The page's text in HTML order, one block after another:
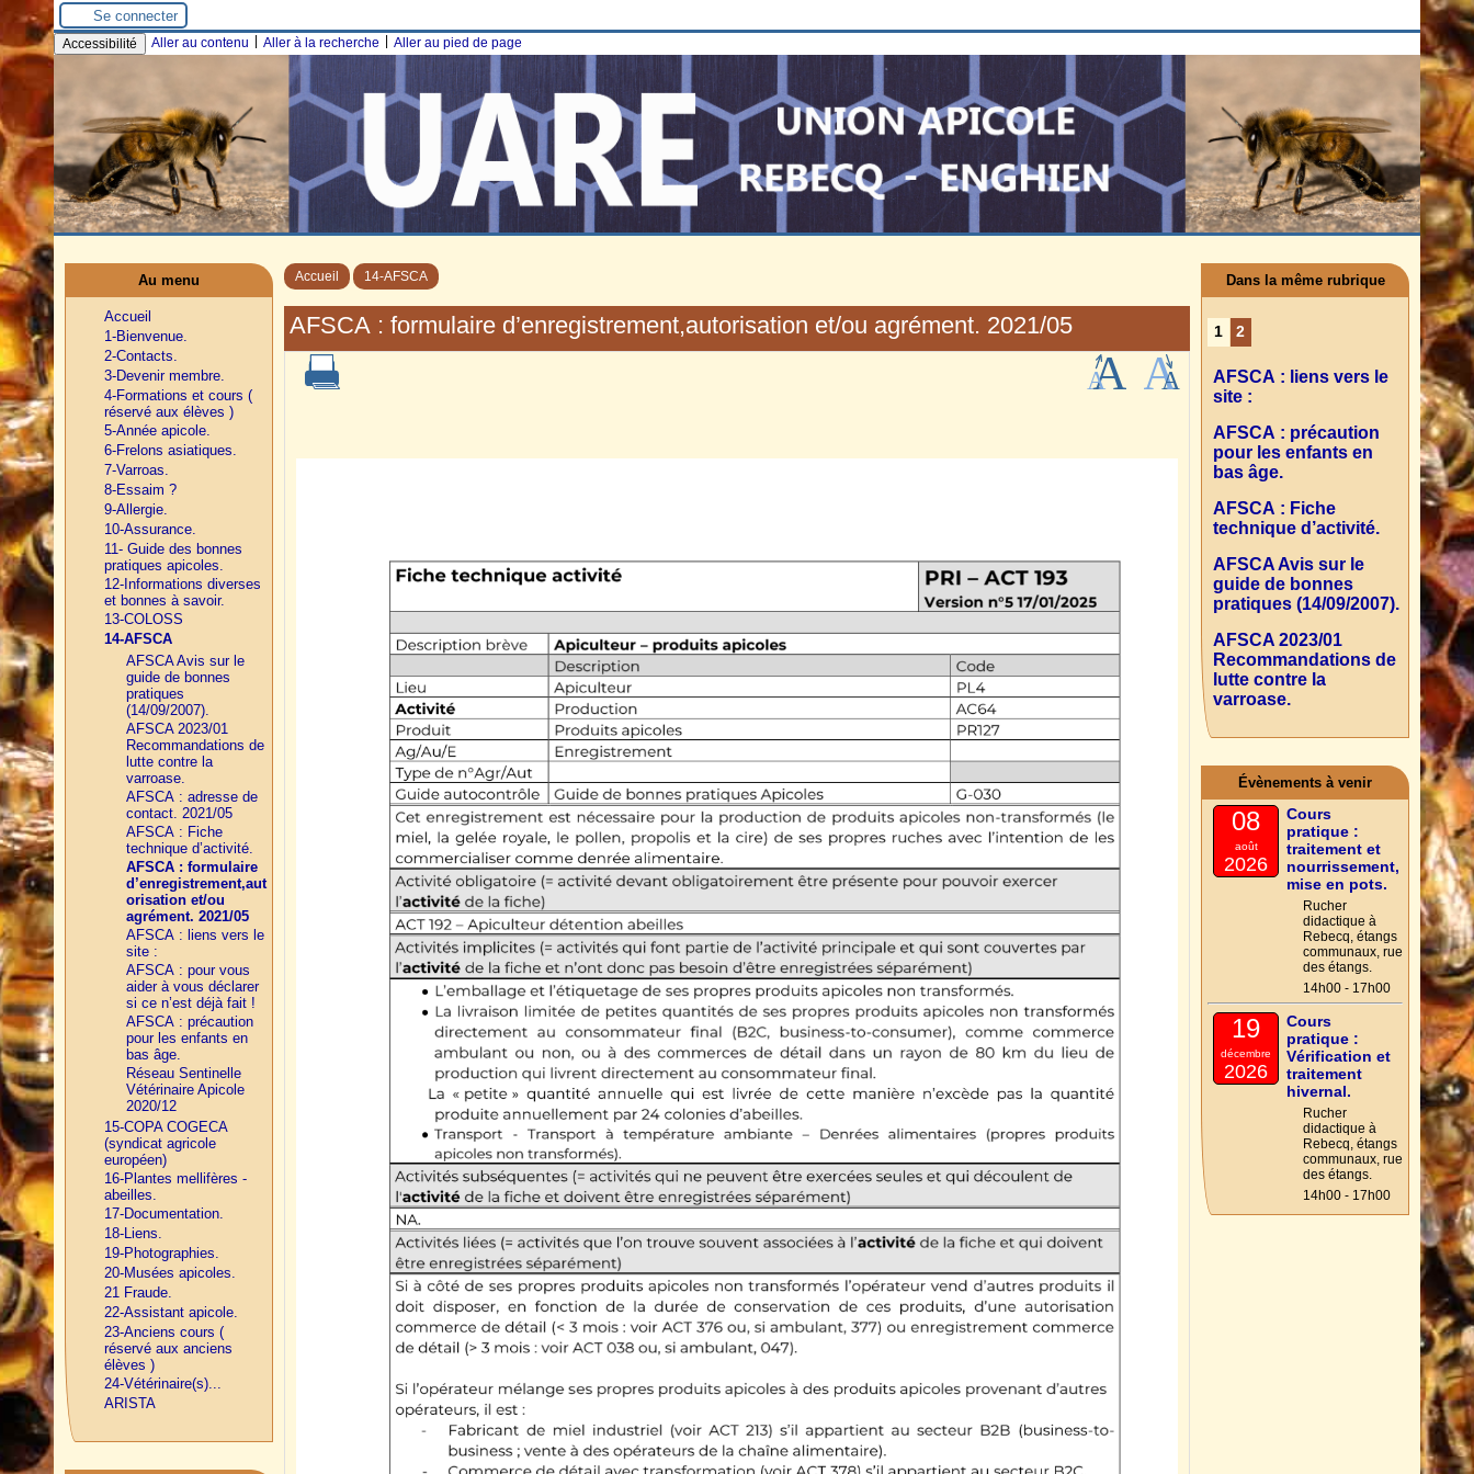
Se connecter
Accessibilité Aller au contenu Aller à la recherche Aller au pied de page
Accueil 14-AFSCA
AFSCA : formulaire d’enregistrement,autorisation et/ou agrément. 2021/05
Au menu
Accueil
1-Bienvenue.
2-Contacts.
3-Devenir membre.
4-Formations et cours (
réservé aux élèves )
5-Année apicole.
6-Frelons asiatiques.
7-Varroas.
8-Essaim ?
9-Allergie.
10-Assurance.
11- Guide des bonnes
pratiques apicoles.
12-Informations diverses
et bonnes à savoir.
13-COLOSS
14-AFSCA
AFSCA Avis sur le
guide de bonnes
pratiques
(14/09/2007).
AFSCA 2023/01
Recommandations de
lutte contre la
varroase.
AFSCA : adresse de
contact. 2021/05
AFSCA : Fiche
technique d’activité.
AFSCA : formulaire
d’enregistrement,aut
orisation et/ou
agrément. 2021/05
AFSCA : liens vers le
site :
AFSCA : pour vous
aider à vous déclarer
si ce n’est déjà fait !
AFSCA : précaution
pour les enfants en
bas âge.
Réseau Sentinelle
Vétérinaire Apicole
2020/12
15-COPA COGECA
(syndicat agricole
européen)
16-Plantes mellifères -
abeilles.
17-Documentation.
18-Liens.
19-Photographies.
20-Musées apicoles.
21 Fraude.
22-Assistant apicole.
23-Anciens cours (
réservé aux anciens
élèves )
24-Vétérinaire(s)...
ARISTA
Dans la même rubrique
1 2
AFSCA : liens vers le
site :
AFSCA : précaution
pour les enfants en
bas âge.
AFSCA : Fiche
technique d’activité.
AFSCA Avis sur le
guide de bonnes
pratiques (14/09/2007).
AFSCA 2023/01
Recommandations de
lutte contre la
varroase.
Évènements à venir
08
août
2026
Cours
pratique :
traitement et
nourrissement,
mise en pots.
Rucher
didactique à
Rebecq, étangs
communaux, rue
des étangs.
14h00 - 17h00
19
décembre
2026
Cours
pratique :
Vérification et
traitement
hivernal.
Rucher
didactique à
Rebecq, étangs
communaux, rue
des étangs.
14h00 - 17h00